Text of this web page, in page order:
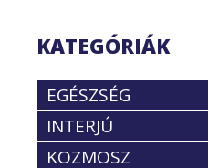
KATEGÓRIÁK
EGÉSZSÉG
INTERJÚ
KOZMOSZ